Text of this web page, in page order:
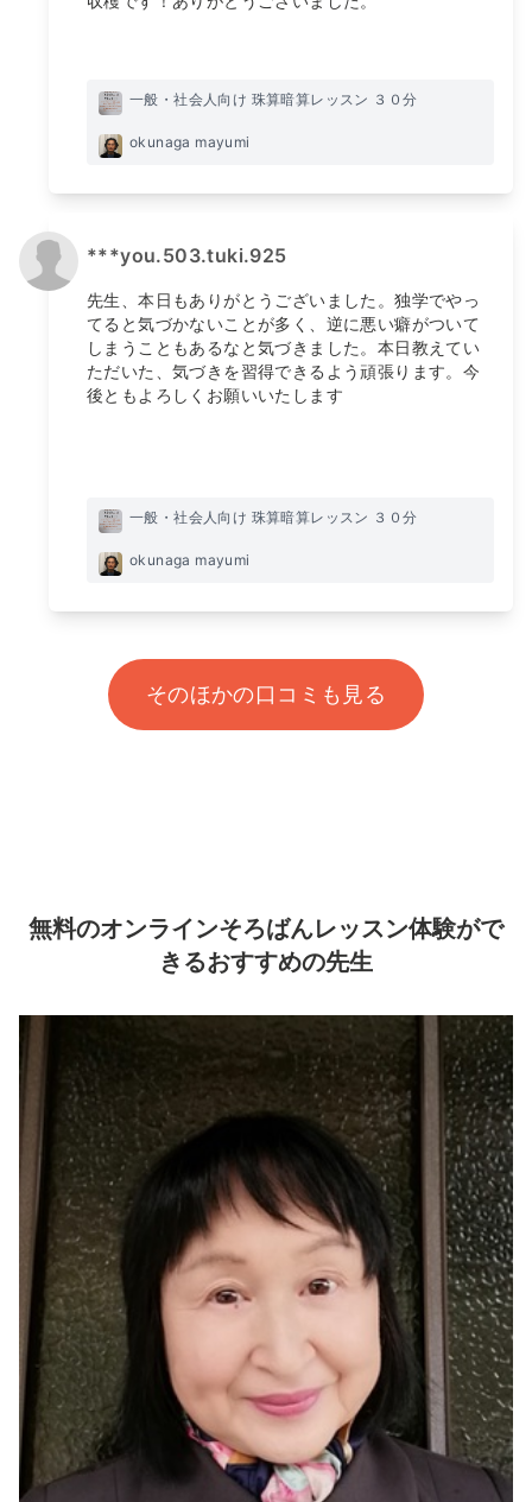
一般・社会人向け 珠算暗算レッスン ３０分
okunaga mayumi
***you.503.tuki.925
先生、本日もありがとうございました。独学でやっ
てると気づかないことが多く、逆に悪い癖がついて
しまうこともあるなと気づきました。本日教えてい
ただいた、気づきを習得できるよう頑張ります。今
後ともよろしくお願いいたします
一般・社会人向け 珠算暗算レッスン ３０分
okunaga mayumi
そのほかの口コミも見る
無料のオンラインそろばんレッスン体験がで
きるおすすめの先生